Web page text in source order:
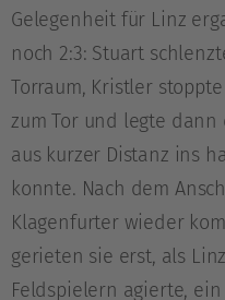
Gelegenheit für Linz
noch 2:3: Stuart
Torraum, Kristler
zum Tor und legte dann
aus kurzer Distanz ins
konnte. Nach dem
Klagenfurter wieder
gerieten sie erst, als
Feldspielern agierte,